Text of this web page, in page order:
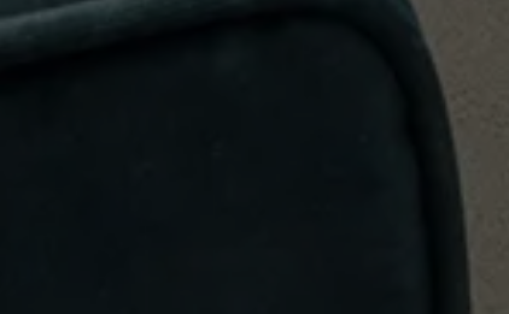
SAMSUNG LUXURY